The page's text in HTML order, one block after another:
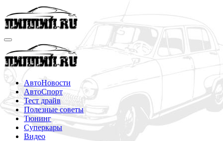
Перейти
к
содержимому
АвтоНовости
АвтоСпорт
Тест драйв
Полезные советы
Тюнинг
Суперкары
Видео